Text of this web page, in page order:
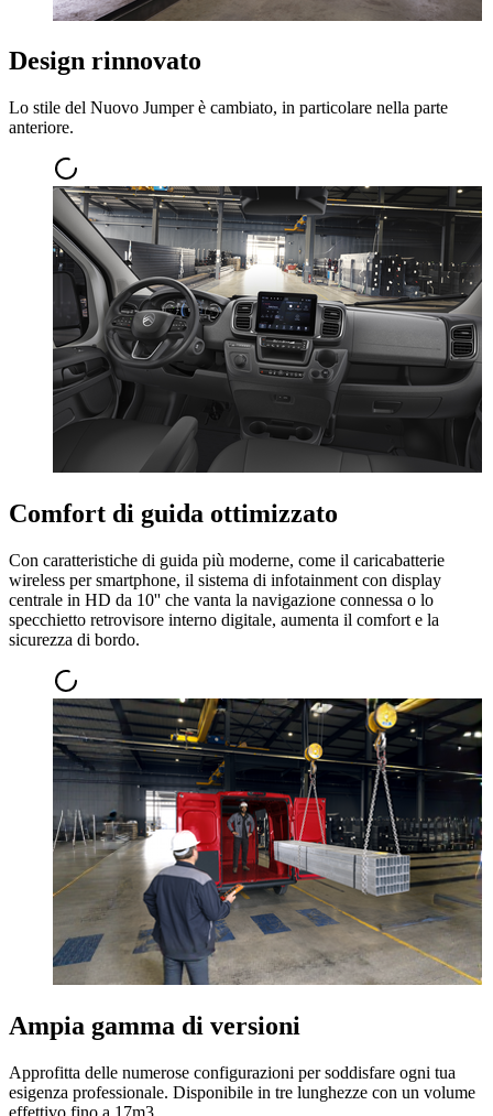
Design rinnovato
Lo stile del Nuovo Jumper è cambiato, in particolare nella parte
anteriore.
Comfort di guida ottimizzato
Con caratteristiche di guida più moderne, come il caricabatterie
wireless per smartphone, il sistema di infotainment con display
centrale in HD da 10'' che vanta la navigazione connessa o lo
specchietto retrovisore interno digitale, aumenta il comfort e la
sicurezza di bordo.
Ampia gamma di versioni
Approfitta delle numerose configurazioni per soddisfare ogni tua
esigenza professionale. Disponibile in tre lunghezze con un volume
effettivo fino a 17m3.